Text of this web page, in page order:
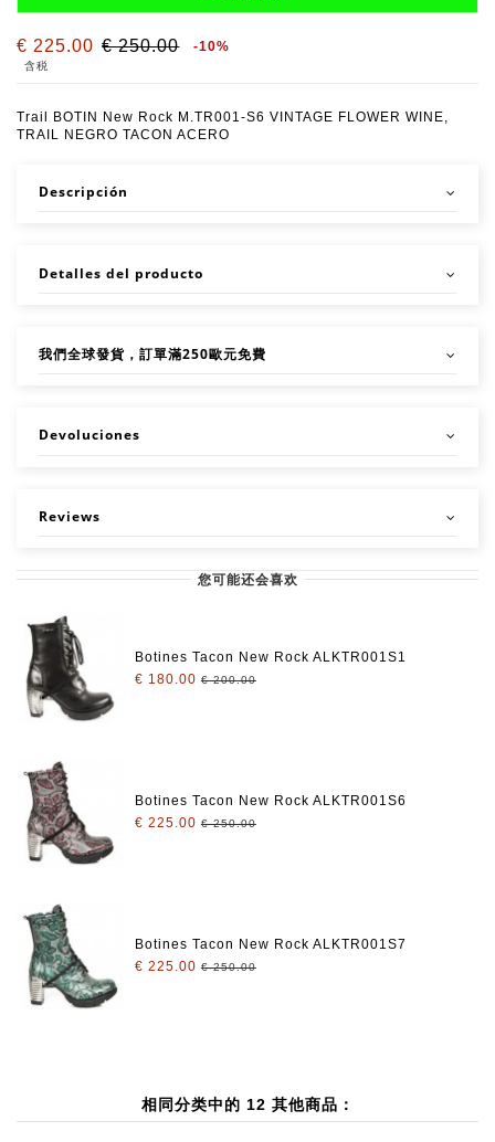
€ 225.00 € 250.00 -10%
含税
Trail BOTIN New Rock M.TR001-S6 VINTAGE FLOWER WINE,
TRAIL NEGRO TACON ACERO
Descripción
Detalles del producto
我們全球發貨，訂單滿250歐元免費
Devoluciones
Reviews
您可能还会喜欢
Botines Tacon New Rock ALKTR001S1
€ 180.00 € 200.00
Botines Tacon New Rock ALKTR001S6
€ 225.00 € 250.00
Botines Tacon New Rock ALKTR001S7
€ 225.00 € 250.00
相同分类中的 12 其他商品：